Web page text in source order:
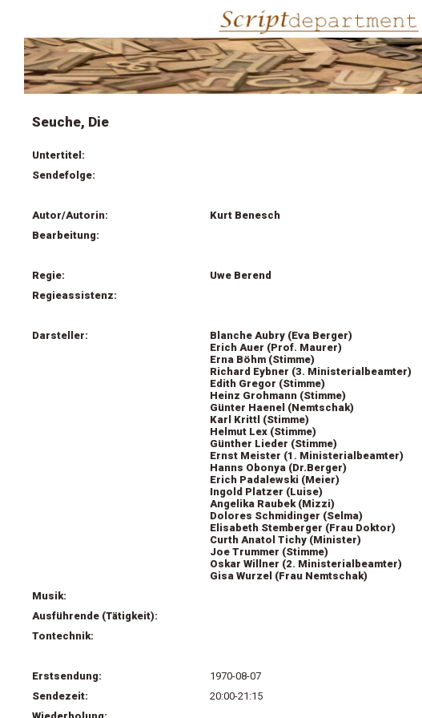
Seuche, Die
Untertitel:
Sendefolge:
Autor/Autorin:
Kurt Benesch
Bearbeitung:
Regie:
Uwe Berend
Regieassistenz:
Darsteller:
Blanche Aubry (Eva Berger)
Erich Auer (Prof. Maurer)
Erna Böhm (Stimme)
Richard Eybner (3. Ministerialbeamter)
Edith Gregor (Stimme)
Heinz Grohmann (Stimme)
Günter Haenel (Nemtschak)
Karl Krittl (Stimme)
Helmut Lex (Stimme)
Günther Lieder (Stimme)
Ernst Meister (1. Ministerialbeamter)
Hanns Obonya (Dr.Berger)
Erich Padalewski (Meier)
Ingold Platzer (Luise)
Angelika Raubek (Mizzi)
Dolores Schmidinger (Selma)
Elisabeth Stemberger (Frau Doktor)
Curth Anatol Tichy (Minister)
Joe Trummer (Stimme)
Oskar Willner (2. Ministerialbeamter)
Gisa Wurzel (Frau Nemtschak)
Musik:
Ausführende (Tätigkeit):
Tontechnik:
Erstsendung:
1970-08-07
Sendezeit:
20:00-21:15